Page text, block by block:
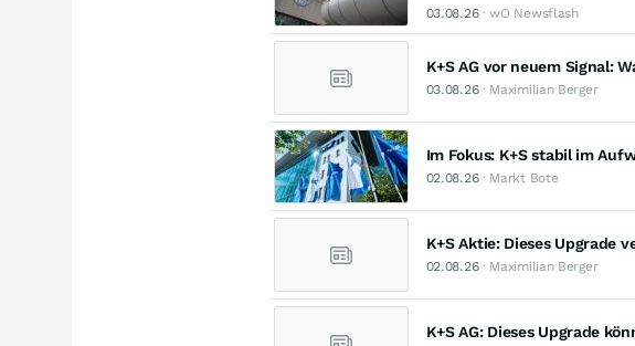
03.08.26· wO Newsflash
K+S AG vor neuem Signal:
03.08.26· Maximilian Berger
Im Fokus: K+S stabil im
02.08.26· Markt Bote
K+S Aktie: Dieses Upgrade
02.08.26· Maximilian Berger
K+S AG: Dieses Upgrade